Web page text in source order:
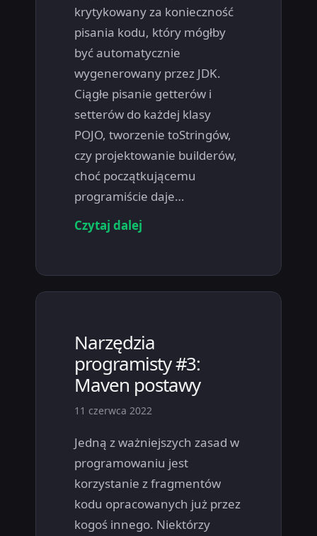
krytykowany za konieczność
pisania kodu, który mógłby
być automatycznie
wygenerowany przez JDK.
Ciągłe pisanie getterów i
setterów do każdej klasy
POJO, tworzenie toStringów,
czy projektowanie builderów,
choć początkującemu
programiście daje…
Czytaj dalej
Narzędzia
programisty #3:
Maven postawy
11 czerwca 2022
Jedną z ważniejszych zasad w
programowaniu jest
korzystanie z fragmentów
kodu opracowanych już przez
kogoś innego. Niektórzy